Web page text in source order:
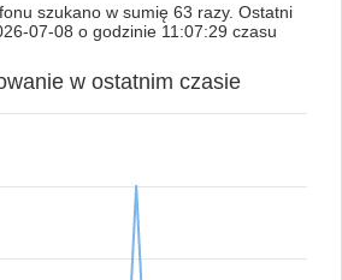
szukano w sumię 63 razy. Ostatni
07-08 o godzinie 11:07:29 czasu
w ostatnim czasie